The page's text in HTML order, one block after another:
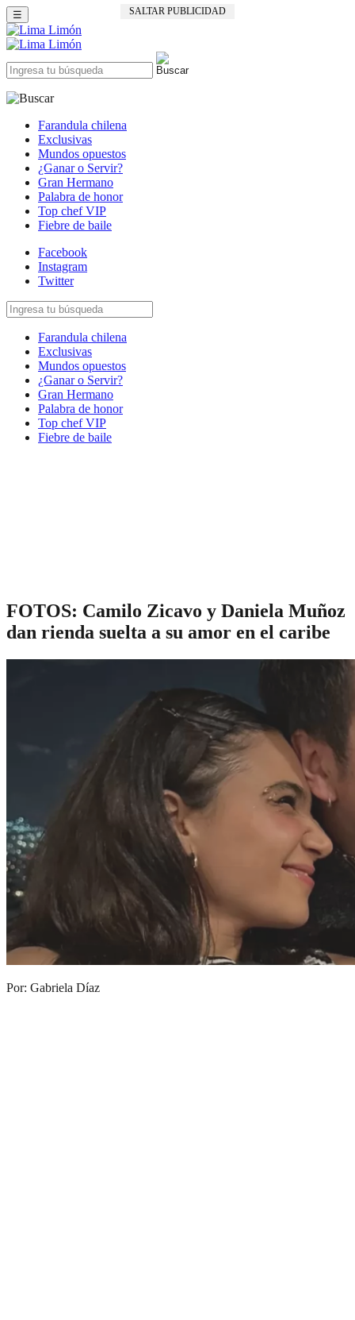
SALTAR PUBLICIDAD
☰
Farandula chilena
Exclusivas
Mundos opuestos
¿Ganar o Servir?
Gran Hermano
Palabra de honor
Top chef VIP
Fiebre de baile
Facebook
Instagram
Twitter
Farandula chilena
Exclusivas
Mundos opuestos
¿Ganar o Servir?
Gran Hermano
Palabra de honor
Top chef VIP
Fiebre de baile
FOTOS: Camilo Zicavo y Daniela Muñoz
dan rienda suelta a su amor en el caribe
Por: Gabriela Díaz